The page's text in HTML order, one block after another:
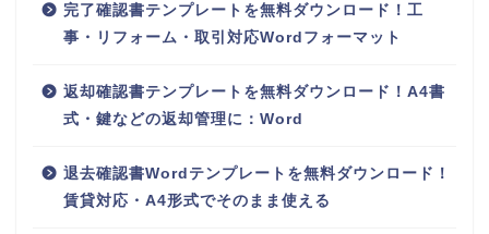
完了確認書テンプレートを無料ダウンロード！工
事・リフォーム・取引対応Wordフォーマット
返却確認書テンプレートを無料ダウンロード！A4書
式・鍵などの返却管理に：Word
退去確認書Wordテンプレートを無料ダウンロード！
賃貸対応・A4形式でそのまま使える